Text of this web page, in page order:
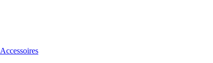
Accessoires